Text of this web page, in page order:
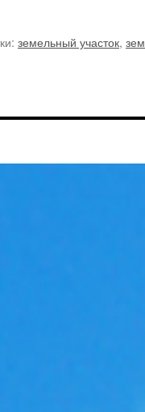
земельный участок,